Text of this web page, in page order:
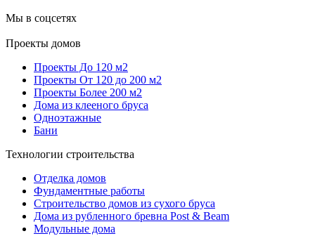
Мы в соцсетях
Проекты домов
Проекты До 120 м2
Проекты От 120 до 200 м2
Проекты Более 200 м2
Дома из клееного бруса
Одноэтажные
Бани
Технологии строительства
Отделка домов
Фундаментные работы
Строительство домов из сухого бруса
Дома из рубленного бревна Post & Beam
Модульные дома